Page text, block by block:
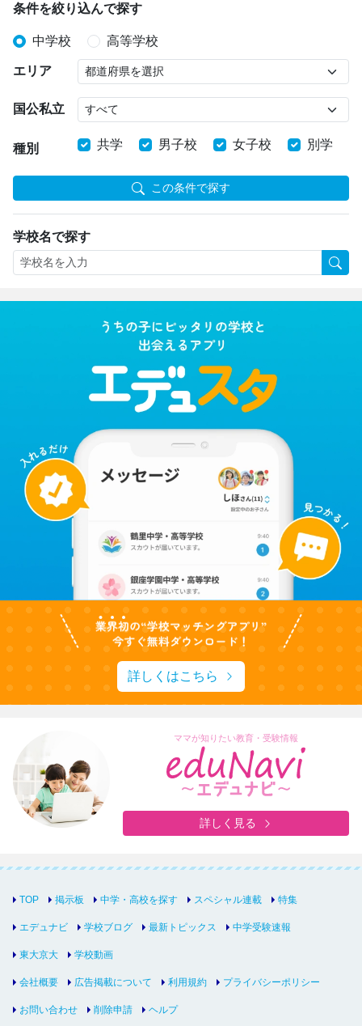
条件を絞り込んで探す
中学校 高等学校
エリア
国公私立
種別 共学 男子校 女子校 別学
この条件で探す
学校名で探す
詳しくはこちら
ママが知りたい教育・受験情報
詳しく見る
TOP 掲示板 中学・高校を探す スペシャル連載 特集
エデュナビ 学校ブログ 最新トピックス 中学受験速報
東大京大 学校動画
会社概要 広告掲載について 利用規約 プライバシーポリシー
お問い合わせ 削除申請 ヘルプ